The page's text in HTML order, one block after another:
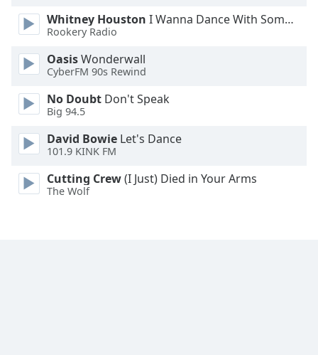
Text
Edge
Family
Reset
Close
Modal
Dialog
Whitney Houston I Wanna Dance With Somebody
Rookery Radio
OasisWonderwall
CyberFM 90s Rewind
No Doubt Don't Speak
Big 94.5
David Bowie Let's Dance
101.9 KINK FM
Cutting Crew(I Just) Died in Your Arms
The Wolf